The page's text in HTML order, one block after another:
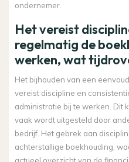
ondernemer.
Het vereist
regelmatig de
werken, wat
Het bijhouden van een
vereist discipline en
administratie bij te werken. Dit
vaak wordt uitgesteld door
bedrijf. Het gebrek aan
achterstallige boekhouding,